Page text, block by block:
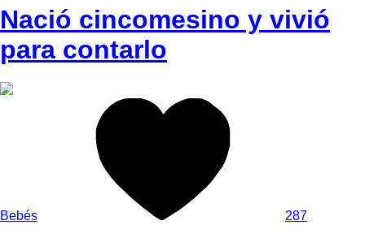
Nació cincomesino y vivió
para contarlo
Bebés 287